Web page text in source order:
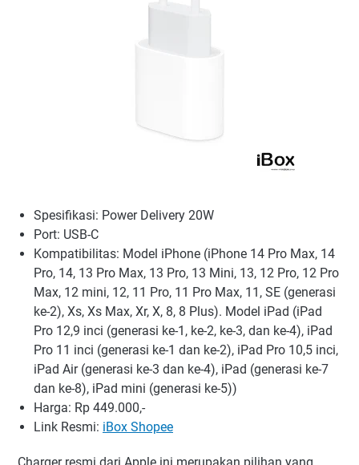
Spesifikasi: Power Delivery 20W
Port: USB-C
Kompatibilitas: Model iPhone (iPhone 14 Pro Max, 14
Pro, 14, 13 Pro Max, 13 Pro, 13 Mini, 13, 12 Pro, 12 Pro
Max, 12 mini, 12, 11 Pro, 11 Pro Max, 11, SE (generasi
ke-2), Xs, Xs Max, Xr, X, 8, 8 Plus). Model iPad (iPad
Pro 12,9 inci (generasi ke-1, ke-2, ke-3, dan ke-4), iPad
Pro 11 inci (generasi ke-1 dan ke-2), iPad Pro 10,5 inci,
iPad Air (generasi ke-3 dan ke-4), iPad (generasi ke-7
dan ke-8), iPad mini (generasi ke-5))
Harga: Rp 449.000,-
Link Resmi: iBox Shopee